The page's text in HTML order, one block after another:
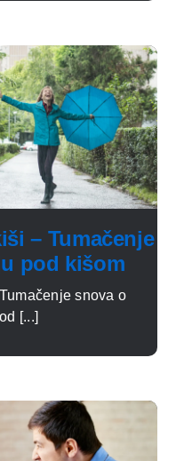
– Tumačenje
pod kišom
snova o
[...]